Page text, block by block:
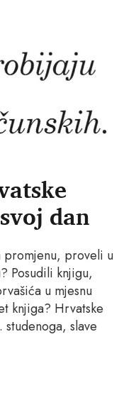
dan
promjenu, proveli u
Posudili knjigu,
u mjesnu
knjiga? Hrvatske
slave